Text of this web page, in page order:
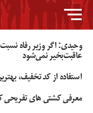
وحیدی: اگر وزیر رفاه
عاقبت‌بخیر نمی‌شود
استفاده از کد تخفیف،
معرفی کشتی های